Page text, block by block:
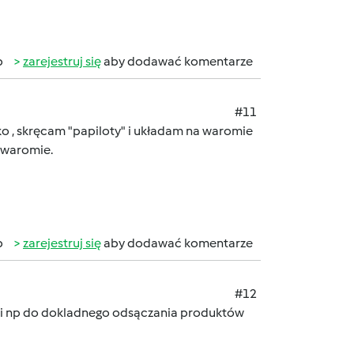
zarejestruj sięaby dodawać komentarze
#11
, skręcam "papiloty" i układam na waromie
zarejestruj sięaby dodawać komentarze
#12
np do dokladnego odsączania produktów